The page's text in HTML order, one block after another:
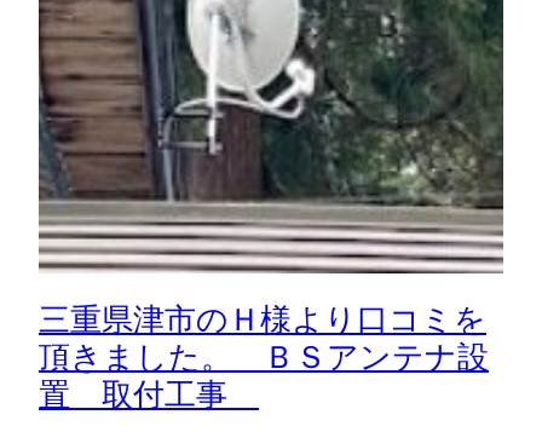
三重県津市のＨ様より口コミを
頂きました。 ＢＳアンテナ設
置 取付工事